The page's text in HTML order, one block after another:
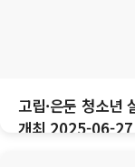
고립·은둔 청소년
개최 2025-06-27